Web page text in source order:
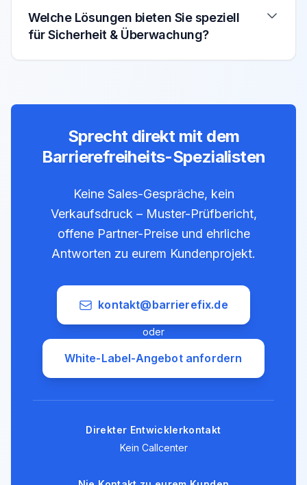
Welche Lösungen bieten Sie speziell
für Sicherheit & Überwachung?
Sprecht direkt mit dem
Barrierefreiheits-Spezialisten
Keine Sales-Gespräche, kein
Verkaufsdruck – Muster-Prüfbericht,
offene Partner-Preise und ehrliche
Antworten zu eurem Kundenprojekt.
kontakt@barrierefix.de
oder
White-Label-Angebot anfordern
Direkter Entwicklerkontakt
Kein Callcenter